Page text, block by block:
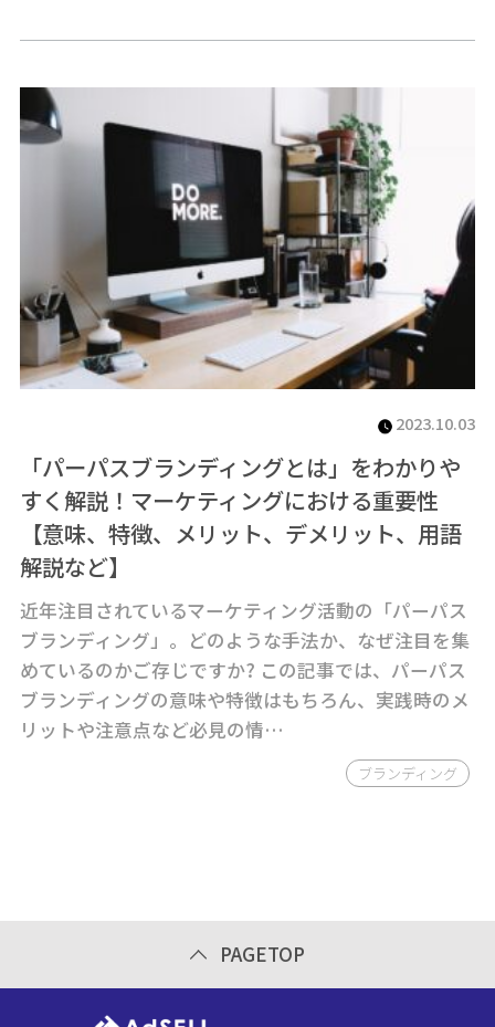
2023.10.03
「パーパスブランディングとは」をわかりや
すく解説！マーケティングにおける重要性
【意味、特徴、メリット、デメリット、用語
解説など】
近年注目されているマーケティング活動の「パーパス
ブランディング」。どのような手法か、なぜ注目を集
めているのかご存じですか? この記事では、パーパス
ブランディングの意味や特徴はもちろん、実践時のメ
リットや注意点など必見の情…
ブランディング
PAGETOP